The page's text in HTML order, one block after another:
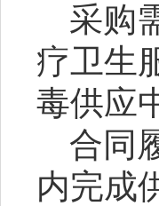
采购
疗卫生
毒供应
合同
内完成